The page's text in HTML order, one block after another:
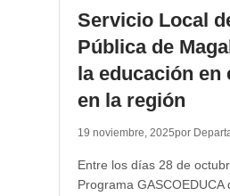
Servicio Local
Pública de
la educación en
en la región
19 noviembre, 2025por
Entre los días 28 de
Programa GASCOEDUCA